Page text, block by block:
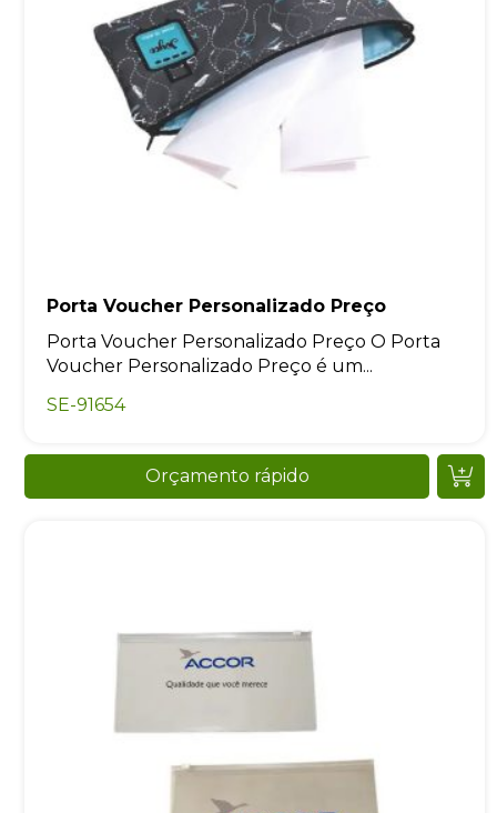
Porta Voucher Personalizado Preço
Porta Voucher Personalizado Preço O Porta
Voucher Personalizado Preço é um...
SE-91654
Orçamento rápido